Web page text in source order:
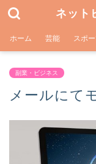
ネット
ホーム 芸能 スポ
副業・ビジネス
メールにて